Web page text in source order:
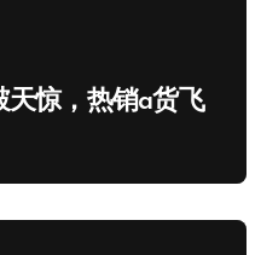
天惊，热销a货飞